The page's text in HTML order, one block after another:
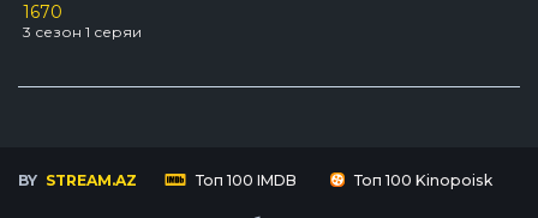
1670
3 сезон 1 серяи
BY STREAM.AZ Топ 100 IMDB Топ 100 Kinopoisk